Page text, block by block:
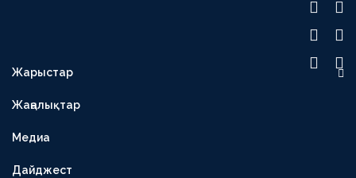
Жарыстар
1XBET БІРІНШІ ЛИГА
OLIMPBET КУБОК
ЕКІНШІ ЛИГА
Жаңалықтар
Медиа
Дайджест